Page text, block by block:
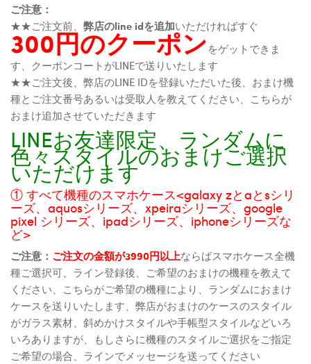
ご注意：
★★ご注文前、 弊店のline idを追加いただければすぐ
300円のクーポンをゲットできま
す、クーポンコートがLINEで送りいたします
★★ご注文後、弊店のLINE IDを登録いただいた後、おまけ機
種とご注文番号あるいは受取人を教えてください、こちらが
おまけ追加させていただきます
LINEお友達限定、ランダムに
色々スタイルのおまけご選択
いただけます
① すべて機種のスマホケース<galaxy zとaとsシリ
ーズ、aquosシリーズ、xpeiraシリーズ、google
pixel シリーズ、ipadシリーズ、iphoneシリーズな
ど>
ご注意： ご注文の金額が3990円以上ならばスマホケース全機
種ご選択可、ライン登録後、ご希望のおまけの機種を教えて
ください、こちらがご希望の機種により、ランダムにおまけ
ケースを送りいたします、弊店がおまけのケースのスタイル
がガラス素材、斜めかけスタイルや手帳型スタイルなどいろ
いろありますが、もしさらに機種のスタイルご選択をご指定
ご希望の場合、ラインでメッセージを送ってください